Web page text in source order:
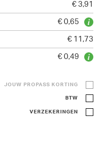
€ 3,91
€ 0,65
€ 11,73
€ 0,49
JOUW PROPASS KORTING
BTW
VERZEKERINGEN